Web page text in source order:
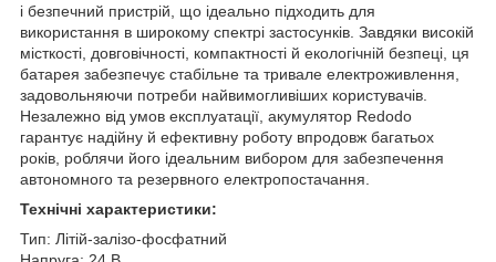
і безпечний пристрій, що ідеально підходить для
використання в широкому спектрі застосунків. Завдяки високій
місткості, довговічності, компактності й екологічній безпеці, ця
батарея забезпечує стабільне та тривале електроживлення,
задовольняючи потреби найвимогливіших користувачів.
Незалежно від умов експлуатації, акумулятор Redodo
гарантує надійну й ефективну роботу впродовж багатьох
років, роблячи його ідеальним вибором для забезпечення
автономного та резервного електропостачання.
Технічні характеристики:
Тип: Літій-залізо-фосфатний